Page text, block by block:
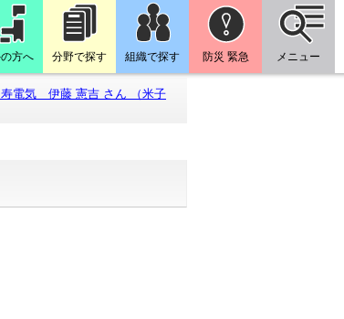
方へ 分野で探す 組織で探す 防災 緊急 メニュー
寿電気 伊藤 憲吉 さん （米子